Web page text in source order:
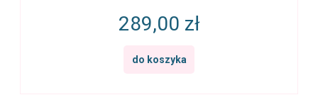
289,00 zł
do koszyka